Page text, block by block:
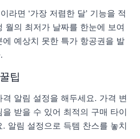
라면 ‘가장 저렴한 달’ 기능을 적
월의 최저가 날짜를 한눈에 보여
에 예상치 못한 특가 항공권을 발
팁
알림 설정을 해두세요. 가격 변
받을 수 있어 최적의 구매 타이
알림 설정으로 득템 찬스를 놓치